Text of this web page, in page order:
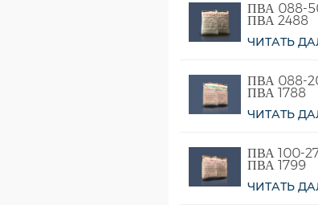
ПВА 088-
ПВА 2488
ЧИТАТЬ
ПВА 088-
ПВА 1788
ЧИТАТЬ
ПВА 100-
ПВА 1799
ЧИТАТЬ